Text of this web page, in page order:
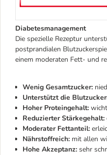
Diabetesmanagement
Die spezielle Rezeptur
postprandialen
einem moderaten Fett- und
Wenig Gesamtzucker:
Unterstützt die
Hoher Proteingehalt:
Reduzierter Stärkegehalt:
Moderater Fettanteil:
Nährstoffreich: mit allen
Hohe Akzeptanz: sehr